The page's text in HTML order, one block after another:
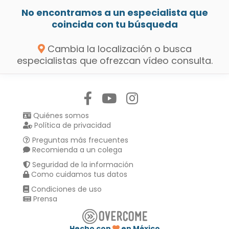
No encontramos a un especialista que
coincida con tu búsqueda
Cambia la localización o busca
especialistas que ofrezcan vídeo consulta.
Quiénes somos
Política de privacidad
Preguntas más frecuentes
Recomienda a un colega
Seguridad de la información
Como cuidamos tus datos
Condiciones de uso
Prensa